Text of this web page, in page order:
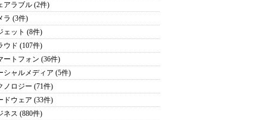
アラブル (2件)
ラ (3件)
ェット (8件)
ウド (107件)
ートフォン (36件)
シャルメディア (5件)
ノロジー (71件)
ドウェア (33件)
ネス (880件)